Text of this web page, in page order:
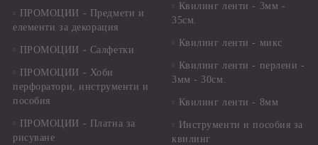
ПРОМОЦИИ - Предмети и
елементи за декорация
ПРОМОЦИИ - Салфетки
ПРОМОЦИИ - Хоби
перфоратори, инструменти и
пособия
ПРОМОЦИИ - Платна за
рисуване
Квилинг ленти - 3мм -
35см.
Квилинг ленти - микс
Квилинг ленти - перлени -
3мм - 30см.
Квилинг ленти - 8мм
Инструменти и пособия за
квилинг